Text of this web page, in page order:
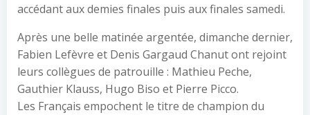
accédant aux demies finales puis aux finales samedi.
Après une belle matinée argentée, dimanche dernier,
Fabien Lefèvre et Denis Gargaud Chanut ont rejoint
leurs collègues de patrouille : Mathieu Peche,
Gauthier Klauss, Hugo Biso et Pierre Picco.
Les Français empochent le titre de champion du